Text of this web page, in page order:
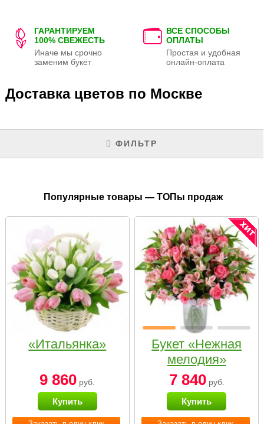
ГАРАНТИРУЕМ
100% СВЕЖЕСТЬ
Иначе мы срочно
заменим букет
ВСЕ СПОСОБЫ
ОПЛАТЫ
Простая и удобная
онлайн-оплата
Доставка цветов по Москве
ФИЛЬТР
Популярные товары — ТОПы продаж
«Итальянка»
9 860 руб.
Купить
Букет «Нежная
мелодия»
7 840руб.
Купить